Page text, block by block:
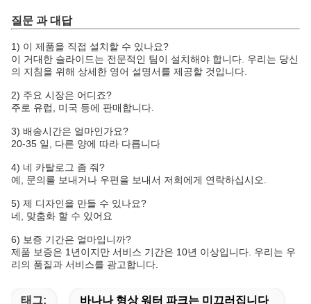
질문 과 대답
1) 이 제품을 직접 설치할 수 있나요?
이 거대한 슬라이드는 전문적인 팀이 설치해야 합니다. 우리는 당신
의 지침을 위해 상세한 영어 설명서를 제공할 것입니다.
2) 주요 시장은 어디죠?
주로 유럽, 미국 등에 판매합니다.
3) 배송시간은 얼마인가요?
20-35 일, 다른 양에 따라 다릅니다
4) 네 카탈로그 좀 줘?
예, 문의를 보내거나 우편을 보내서 저희에게 연락하십시오.
5) 제 디자인을 만들 수 있나요?
네, 맞춤화 할 수 있어요
6) 보증 기간은 얼마입니까?
제품 보증은 1년이지만 서비스 기간은 10년 이상입니다. 우리는 우
리의 품질과 서비스를 광고합니다.
태그: 바나나 형상 워터 파크는 미끄러집니다